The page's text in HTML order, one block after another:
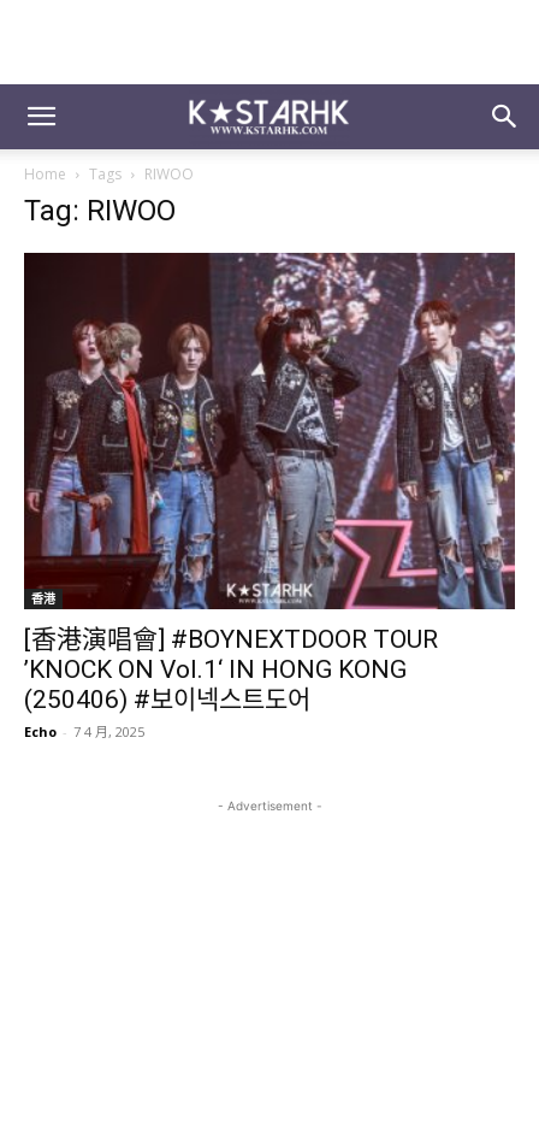
Home Tags RIWOO
Tag: RIWOO
香港
[香港演唱會] #BOYNEXTDOOR TOUR
’KNOCK ON Vol.1‘ IN HONG KONG
(250406) #보이넥스트도어
Echo - 7 4 月, 2025
- Advertisement -